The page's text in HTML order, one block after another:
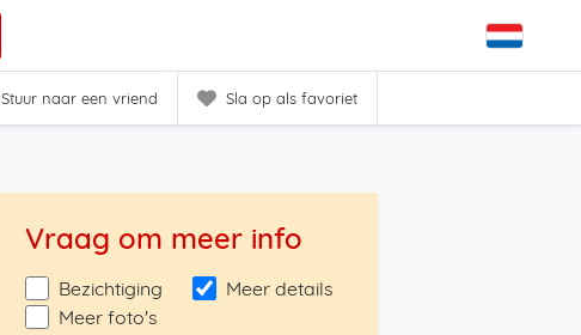
Stuur naar een vriend Sla op als favoriet
Vraag om meer info
Bezichtiging
Meer foto's
Meer details